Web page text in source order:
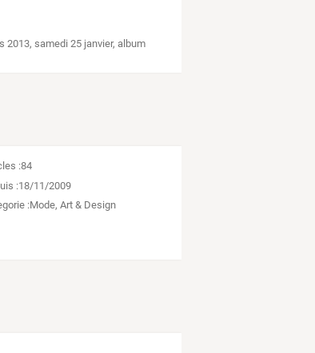
2013,samedi 25 janvier,album
:84
:18/11/2009
:Mode, Art & Design